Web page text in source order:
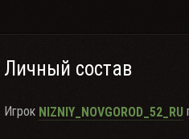
Личный состав
Игрок NIZNIY_NOVGOROD_52_RU